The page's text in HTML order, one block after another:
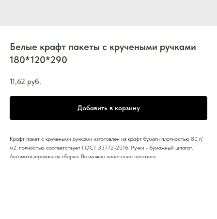
Белые крафт пакеты с кручеными ручками
180*120*290
11,62 руб.
Добавить в корзину
Крафт пакет с кручеными ручками изготовлен из крафт бумаги плотностью 80 г/
м2, полностью соответствует ГОСТ 33772-2016. Ручки - бумажный шпагат.
Автоматизированная сборка. Возможно нанесение логотипа.